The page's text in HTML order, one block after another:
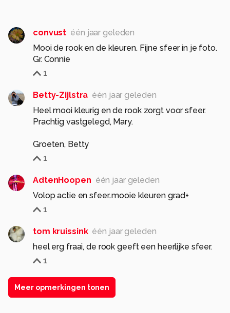
convust één jaar geleden
Mooi de rook en de kleuren. Fijne sfeer in je foto.
Gr. Connie
1
Betty-Zijlstra één jaar geleden
Heel mooi kleurig en de rook zorgt voor sfeer.
Prachtig vastgelegd, Mary.
Groeten, Betty
1
AdtenHoopen één jaar geleden
Volop actie en sfeer..mooie kleuren gr.ad+
1
tom kruissink één jaar geleden
heel erg fraai, de rook geeft een heerlijke sfeer.
1
Meer opmerkingen tonen